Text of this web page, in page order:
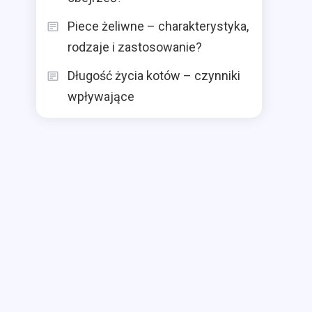
Piece żeliwne – charakterystyka,
rodzaje i zastosowanie?
Długość życia kotów – czynniki
wpływające